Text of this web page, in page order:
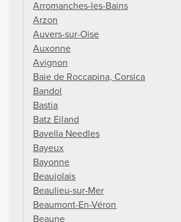
Arromanches-les-Bains
Arzon
Auvers-sur-Oise
Auxonne
Avignon
Baie de Roccapina, Corsica
Bandol
Bastia
Batz Eiland
Bavella Needles
Bayeux
Bayonne
Beaujolais
Beaulieu-sur-Mer
Beaumont-En-Véron
Beaune